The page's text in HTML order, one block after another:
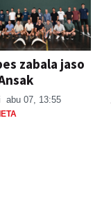
zabala jaso
abu 07, 13:55